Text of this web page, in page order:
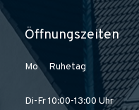
Öffnungszeiten
Mo Ruhetag
Di-Fr 10:00-13:00 Uhr